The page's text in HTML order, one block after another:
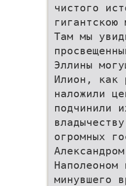
чистого
Там мы
Эллины
Илион, как
наложили
подчинили
огромных
Наполеоном
минувшего